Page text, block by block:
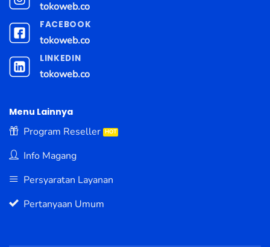
tokoweb.co
FACEBOOK
tokoweb.co
LINKEDIN
tokoweb.co
Menu Lainnya
Program Reseller
Info Magang
Persyaratan Layanan
Pertanyaan Umum